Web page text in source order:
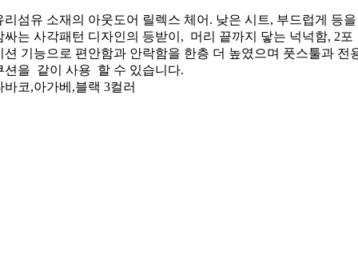
리섬유 소재의 아웃도어 릴렉스 체어. 낮은 시트, 부드럽게 등을
싸는 사각패턴 디자인의 등받이, 머리 끝까지 닿는 넉넉함, 2포
션 기능으로 편안함과 안락함을 한층 더 높였으며 풋스툴과 전
션을 같이 사용 할 수 있습니다.
바코,아가베,블랙 3컬러